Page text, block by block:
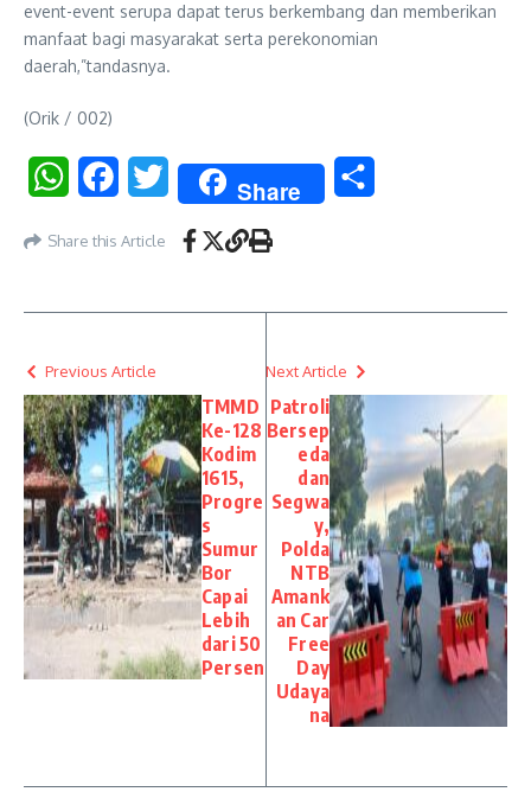
event-event serupa dapat terus berkembang dan memberikan
manfaat bagi masyarakat serta perekonomian
daerah,”tandasnya.
(Orik / 002)
WhatsAppFacebookTwitter Share
Share this Article
Previous Article
TMMD
Ke-128
Kodim
1615,
Progre
s
Sumur
Bor
Capai
Lebih
dari 50
Persen
Next Article
Patroli
Bersep
eda
dan
Segwa
y,
Polda
NTB
Amank
an Car
Free
Day
Udaya
na